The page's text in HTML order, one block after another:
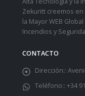
Zekuritt creemos
la Mayor WEB
Incendios y
CONTACTO
Dirección::
Teléfono:: +34